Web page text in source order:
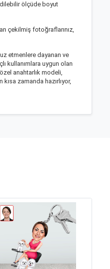
ölçüde boyut
çekilmiş fotoğraflarınız,
etmenlere dayanan ve
kullanımlara uygun olan
anahtarlık modeli,
zamanda hazırlıyor,